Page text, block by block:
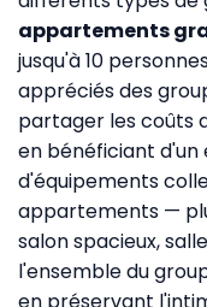
appartements
jusqu'à 10
appréciés des
partager les coûts
en bénéficiant d'un
d'équipements
appartements —
salon spacieux,
l'ensemble du
en préservant